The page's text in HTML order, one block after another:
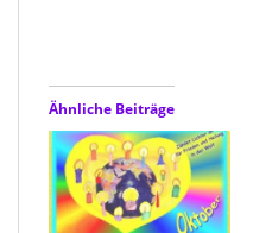
Ähnliche Beiträge